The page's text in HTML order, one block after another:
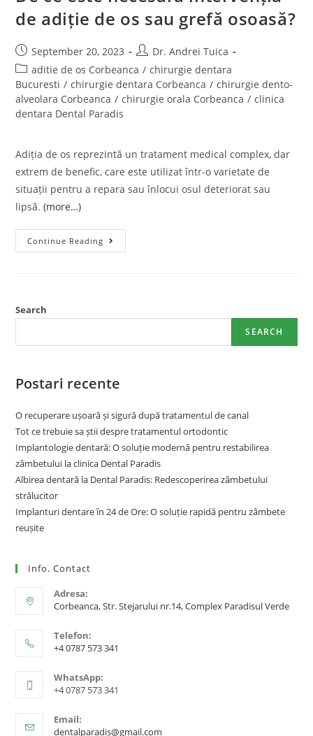
de adiție de os sau grefă osoasă?
September 20, 2023
Dr. Andrei Tuica
aditie de os Corbeanca / chirurgie dentara
Bucuresti / chirurgie dentara Corbeanca / chirurgie dento-
alveolara Corbeanca / chirurgie orala Corbeanca / clinica
dentara Dental Paradis
Adiția de os reprezintă un tratament medical complex, dar
extrem de benefic, care este utilizat într-o varietate de
situații pentru a repara sau înlocui osul deteriorat sau
lipsă.(more…)
Continue Reading
Search
SEARCH
Postari recente
O recuperare ușoară și sigură după tratamentul de canal
Tot ce trebuie sa știi despre tratamentul ortodontic
Implantologie dentară: O soluție modernă pentru restabilirea
zâmbetului la clinica Dental Paradis
Albirea dentară la Dental Paradis: Redescoperirea zâmbetului
strălucitor
Implanturi dentare în 24 de Ore: O soluție rapidă pentru zâmbete
reușite
Info. Contact
Adresa:
Corbeanca, Str. Stejarului nr.14, Complex Paradisul Verde
Telefon:
+4 0787 573 341
WhatsApp:
+4 0787 573 341
Email:
dentalparadis@gmail.com